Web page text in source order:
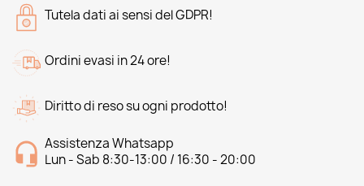
Tutela dati ai sensi del GDPR!
Ordini evasi in 24 ore!
Diritto di reso su ogni prodotto!
Assistenza Whatsapp
Lun - Sab 8:30-13:00 / 16:30 - 20:00